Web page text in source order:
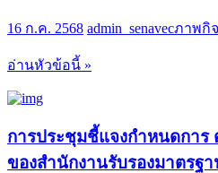
16 ก.ค. 2568 admin_senavecภาพกิ
อ่านหัวข้อนี้ »
การประชุมชี้แจงกำหนดการ
ของสำนักงานรับรองมาตรฐ